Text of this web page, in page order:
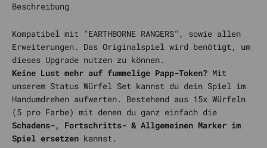
Beschreibung
Kompatibel mit "EARTHBORNE RANGERS", sowie allen
Erweiterungen. Das Originalspiel wird benötigt, um
dieses Upgrade nutzen zu können.
Keine Lust mehr auf fummelige Papp-Token? Mit
unserem Status Würfel Set kannst du dein Spiel im
Handumdrehen aufwerten. Bestehend aus 15x Würfeln
(5 pro Farbe) mit denen du ganz einfach die
Schadens-, Fortschritts- & Allgemeinen Marker im
Spiel ersetzen kannst.